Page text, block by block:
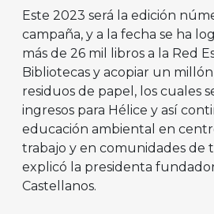
Este 2023 será la edición
campaña, y a la fecha se ha
más de 26 mil libros a la Red
Bibliotecas y acopiar un
residuos de papel, los cuales
ingresos para Hélice y así
educación ambiental en
trabajo y en comunidades de
explicó la presidenta
Castellanos.